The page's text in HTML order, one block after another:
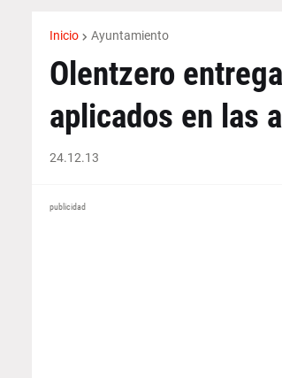
Inicio Ayuntamiento
Olentzero
aplicados en las
24.12.13
publicidad